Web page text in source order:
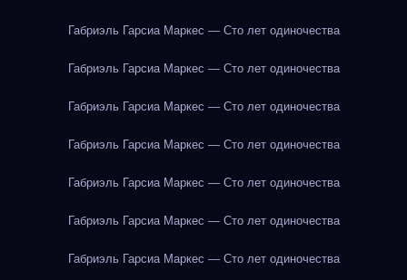
Габриэль Гарсиа Маркес — Сто лет одиночества
Габриэль Гарсиа Маркес — Сто лет одиночества
Габриэль Гарсиа Маркес — Сто лет одиночества
Габриэль Гарсиа Маркес — Сто лет одиночества
Габриэль Гарсиа Маркес — Сто лет одиночества
Габриэль Гарсиа Маркес — Сто лет одиночества
Габриэль Гарсиа Маркес — Сто лет одиночества